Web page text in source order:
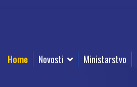
Home Novosti Ministarstvo